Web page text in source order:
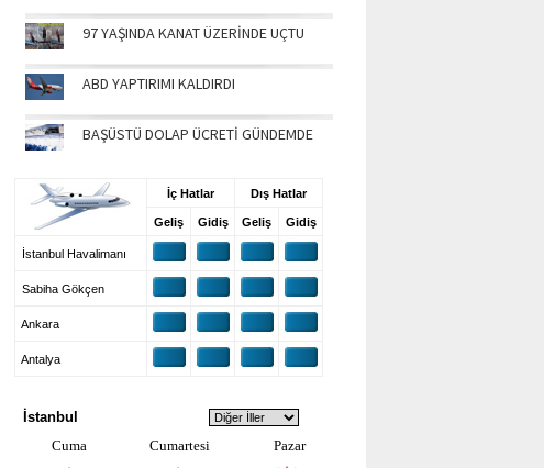
97 YAŞINDA KANAT ÜZERİNDE UÇTU
ABD YAPTIRIMI KALDIRDI
BAŞÜSTÜ DOLAP ÜCRETİ GÜNDEMDE
İç Hatlar Dış Hatlar
Geliş Gidiş Geliş Gidiş
İstanbul Havalimanı
Sabiha Gökçen
Ankara
Antalya
İstanbul
Cuma
Cumartesi Pazar